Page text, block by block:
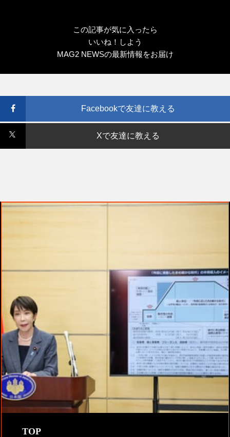
この記事が気に入ったら
いいね！しよう
MAG2 NEWSの最新情報をお届け
Facebookで友達に教える
Xで友達に教える
TOP